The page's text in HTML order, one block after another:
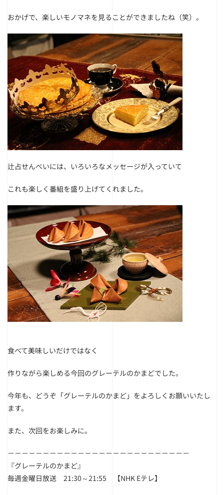
おかげで、楽しいモノマネを見ることができましたね（笑）。
辻占せんべいには、いろいろなメッセージが入っていて
これも楽しく番組を盛り上げてくれました。
食べて美味しいだけではなく
作りながら楽しめる今回のグレーテルのかまどでした。
今年も、どうぞ「グレーテルのかまど」をよろしくお願いいたし
ます。
また、次回をお楽しみに。
－－－－－－－－－－－－－－－－－－－－－－－－－－
『グレーテルのかまど』
毎週金曜日放送 21:30～21:55 【NHK Eテレ】